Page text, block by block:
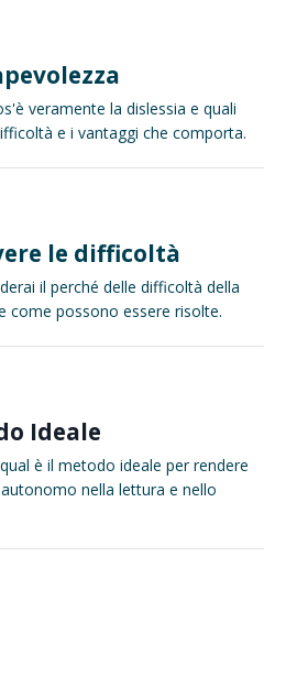
veramente la dislessia e quali
e i vantaggi che comporta.
le difficoltà
il perché delle difficoltà della
come possono essere risolte.
Ideale
è il metodo ideale per rendere
nella lettura e nello